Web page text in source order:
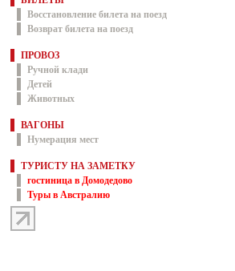
Восстановление билета на поезд
Возврат билета на поезд
ПРОВОЗ
Ручной клади
Детей
Животных
ВАГОНЫ
Нумерация мест
ТУРИСТУ НА ЗАМЕТКУ
гостиница в Домодедово
Туры в Австралию